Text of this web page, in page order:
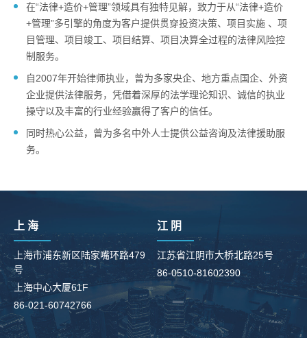
在“法律+造价+管理”领域具有独特见解，致力于从“法律+造价
+管理”多引擎的角度为客户提供贯穿投资决策、项目实施 、项
目管理、项目竣工、项目结算、项目决算全过程的法律风险控
制服务。
自2007年开始律师执业，曾为多家央企、地方重点国企、外资
企业提供法律服务，凭借着深厚的法学理论知识、诚信的执业
操守以及丰富的行业经验赢得了客户的信任。
同时热心公益，曾为多名中外人士提供公益咨询及法律援助服
务。
上 海
上海市浦东新区陆家嘴环路479
号
上海中心大厦61F
86-021-60742766
江 阴
江苏省江阴市大桥北路25号
86-0510-81602390